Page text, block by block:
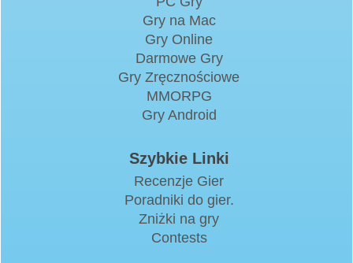
Gry na Mac
Gry Online
Darmowe Gry
Gry Zręcznościowe
MMORPG
Gry Android
Szybkie Linki
Recenzje Gier
Poradniki do gier.
Zniżki na gry
Contests